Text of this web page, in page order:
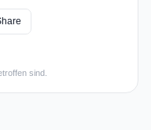
sind.